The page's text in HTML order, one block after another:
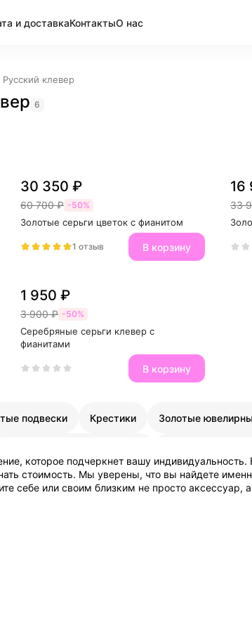
и доставкаКонтактыО нас
клевер
6
30 350 ₽
60 700 ₽ -50%
Золотые серьги цветок с фианитом
1 отзыв В корзину
16
33
1 950 ₽
3 900 ₽ -50%
Серебряные серьги клевер с
фианитами
В корзину
подвески Крестики Золотые
которое подчеркнет вашу
стоимость. Мы уверены, что вы найдете
себе или своим близким не просто аксессуар,